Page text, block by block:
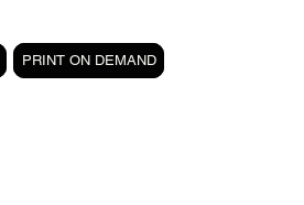
PRINT ON DEMAND